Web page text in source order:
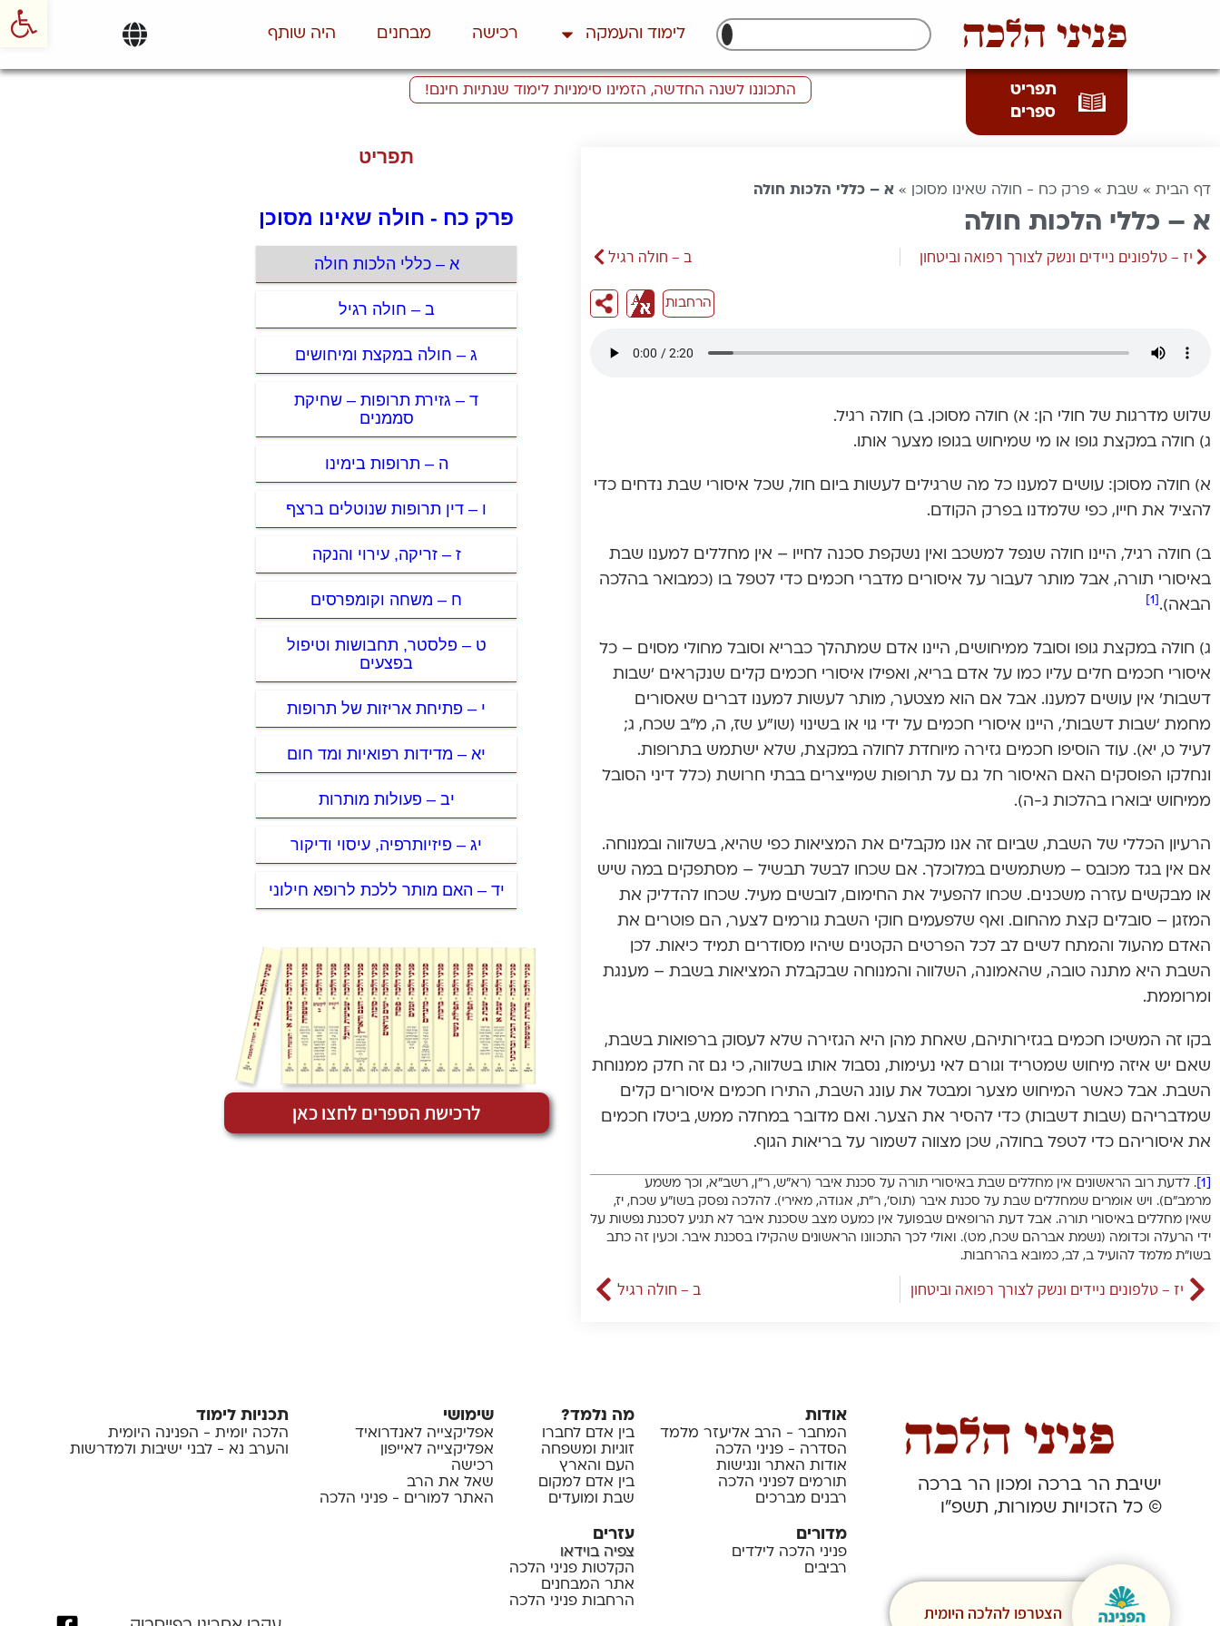
פניני הלכה לימוד והעמקה רכישה מבחנים היה שותף
תפריט
ספרים
התכוננו לשנה החדשה, הזמינו סימניות לימוד שנתיות חינם!
דף הבית » שבת » פרק כח - חולה שאינו מסוכן » א – כללי הלכות חולה
א – כללי הלכות חולה
יז – טלפונים ניידים ונשק לצורך רפואה וביטחון ב – חולה רגיל
הרחבות
שלוש מדרגות של חולי הן: א) חולה מסוכן. ב) חולה רגיל.
ג) חולה במקצת גופו או מי שמיחוש בגופו מצער אותו.
א) חולה מסוכן: עושים למענו כל מה שרגילים לעשות ביום חול, שכל איסורי שבת נדחים כדי
להציל את חייו, כפי שלמדנו בפרק הקודם.
ב) חולה רגיל, היינו חולה שנפל למשכב ואין נשקפת סכנה לחייו – אין מחללים למענו שבת
באיסורי תורה, אבל מותר לעבור על איסורים מדברי חכמים כדי לטפל בו (כמבואר בהלכה
הבאה).
ג) חולה במקצת גופו וסובל ממיחושים, היינו אדם שמתהלך כבריא וסובל מחולי מסוים – כל
איסורי חכמים חלים עליו כמו על אדם בריא, ואפילו איסורי חכמים קלים שנקראים ‘שבות
דשבות’ אין עושים למענו. אבל אם הוא מצטער, מותר לעשות למענו דברים שאסורים
מחמת ‘שבות דשבות’, היינו איסורי חכמים על ידי גוי או בשינוי (שו”ע שז, ה, מ”ב שכח, ג;
לעיל ט, יא). עוד הוסיפו חכמים גזירה מיוחדת לחולה במקצת, שלא ישתמש בתרופות.
ונחלקו הפוסקים האם האיסור חל גם על תרופות שמייצרים בבתי חרושת (כלל דיני הסובל
ממיחוש יבוארו בהלכות ג-ה).
הרעיון הכללי של השבת, שביום זה אנו מקבלים את המציאות כפי שהיא, בשלווה ובמנוחה.
אם אין בגד מכובס – משתמשים במלוכלך. אם שכחו לבשל תבשיל – מסתפקים במה שיש
או מבקשים עזרה משכנים. שכחו להפעיל את החימום, לובשים מעיל. שכחו להדליק את
המזגן – סובלים קצת מהחום. ואף שלפעמים חוקי השבת גורמים לצער, הם פוטרים את
האדם מהעול והמתח לשים לב לכל הפרטים הקטנים שיהיו מסודרים תמיד כיאות. לכן
השבת היא מתנה טובה, שהאמונה, השלווה והמנוחה שבקבלת המציאות בשבת – מענגת
ומרוממת.
בקו זה המשיכו חכמים בגזירותיהם, שאחת מהן היא הגזירה שלא לעסוק ברפואות בשבת,
שאם יש איזה מיחוש שמטריד וגורם לאי נעימות, נסבול אותו בשלווה, כי גם זה חלק ממנוחת
השבת. אבל כאשר המיחוש מצער ומבטל את עונג השבת, התירו חכמים איסורים קלים
שמדבריהם (שבות דשבות) כדי להסיר את הצער. ואם מדובר במחלה ממש, ביטלו חכמים
את איסוריהם כדי לטפל בחולה, שכן מצווה לשמור על בריאות הגוף.
. לדעת רוב הראשונים אין מחללים שבת באיסורי תורה על סכנת איבר (רא”ש, ר”ן, רשב”א, וכך משמע
מרמב”ם). ויש אומרים שמחללים שבת על סכנת איבר (תוס’, ר”ת, אגודה, מאירי). להלכה נפסק בשו”ע שכח, יז,
שאין מחללים באיסורי תורה. אבל דעת הרופאים שבפועל אין כמעט מצב שסכנת איבר לא תגיע לסכנת נפשות על
ידי הרעלה וכדומה (נשמת אברהם שכח, מט). ואולי לכך התכוונו הראשונים שהקילו בסכנת איבר. וכעין זה כתב
בשו”ת מלמד להועיל ב, לב, כמובא בהרחבות.
יז – טלפונים ניידים ונשק לצורך רפואה וביטחון ב – חולה רגיל
תפריט
פרק כח - חולה שאינו מסוכן
א – כללי הלכות חולה
ב – חולה רגיל
ג – חולה במקצת ומיחושים
ד – גזירת תרופות – שחיקת
סממנים
ה – תרופות בימינו
ו – דין תרופות שנוטלים ברצף
ז – זריקה, עירוי והנקה
ח – משחה וקומפרסים
ט – פלסטר, תחבושות וטיפול
בפצעים
י – פתיחת אריזות של תרופות
יא – מדידות רפואיות ומד חום
יב – פעולות מותרות
יג – פיזיותרפיה, עיסוי ודיקור
יד – האם מותר ללכת לרופא חילוני
לרכישת הספרים לחצו כאן
ישיבת הר ברכה ומכון הר ברכה
© כל הזכויות שמורות, תשפ”ו
הצטרפו להלכה היומית
אודות
המחבר - הרב אליעזר מלמד
הסדרה - פניני הלכה
אודות האתר ונגישות
תורמים לפניני הלכה
רבנים מברכים
מה נלמד?
בין אדם לחברו
זוגיות ומשפחה
העם והארץ
בין אדם למקום
שבת ומועדים
שימושי
אפליקצייה לאנדרואיד
אפליקצייה לאייפון
רכישה
שאל את הרב
האתר למורים - פניני הלכה
תכניות לימוד
הלכה יומית - הפנינה היומית
והערב נא - לבני ישיבות ולמדרשות
מדורים
פניני הלכה לילדים
רביבים
עזרים
צפיה בוידאו
הקלטות פניני הלכה
אתר המבחנים
הרחבות פניני הלכה
פתח